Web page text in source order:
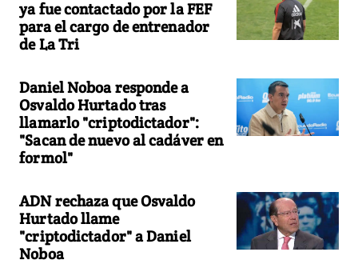
ya fue contactado por la FEF
para el cargo de entrenador
de La Tri
Daniel Noboa responde a
Osvaldo Hurtado tras
llamarlo "criptodictador":
"Sacan de nuevo al cadáver en
formol"
ADN rechaza que Osvaldo
Hurtado llame
"criptodictador" a Daniel
Noboa